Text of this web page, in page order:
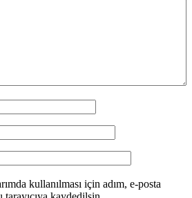
kullanılması için adım, e-posta